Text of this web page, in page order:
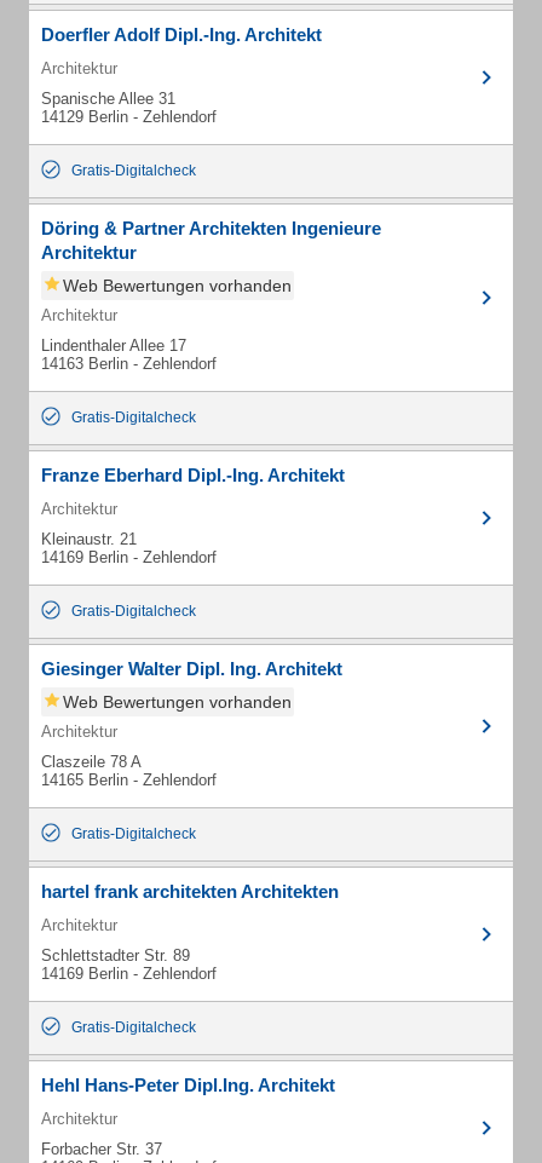
Doerfler Adolf Dipl.-Ing. Architekt
Architektur
Spanische Allee 31
14129 Berlin - Zehlendorf
Gratis-Digitalcheck
Döring & Partner Architekten Ingenieure
Architektur
Web Bewertungen vorhanden
Architektur
Lindenthaler Allee 17
14163 Berlin - Zehlendorf
Gratis-Digitalcheck
Franze Eberhard Dipl.-Ing. Architekt
Architektur
Kleinaustr. 21
14169 Berlin - Zehlendorf
Gratis-Digitalcheck
Giesinger Walter Dipl. Ing. Architekt
Web Bewertungen vorhanden
Architektur
Claszeile 78 A
14165 Berlin - Zehlendorf
Gratis-Digitalcheck
hartel frank architekten Architekten
Architektur
Schlettstadter Str. 89
14169 Berlin - Zehlendorf
Gratis-Digitalcheck
Hehl Hans-Peter Dipl.Ing. Architekt
Architektur
Forbacher Str. 37